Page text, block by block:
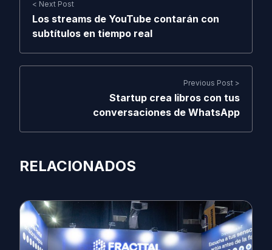
< Next Post
Los streams de YouTube contarán con
subtítulos en tiempo real
Previous Post >
Startup crea libros con tus
conversaciones de WhatsApp
RELACIONADOS